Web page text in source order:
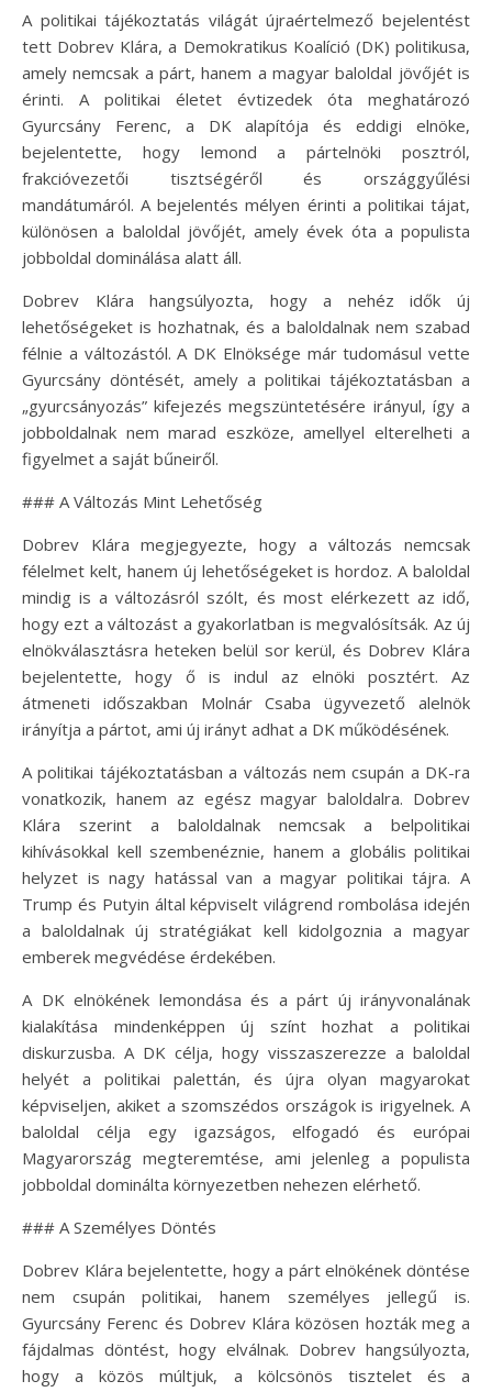
A politikai tájékoztatás világát újraértelmező bejelentést
tett Dobrev Klára, a Demokratikus Koalíció (DK) politikusa,
amely nemcsak a párt, hanem a magyar baloldal jövőjét is
érinti. A politikai életet évtizedek óta meghatározó
Gyurcsány Ferenc, a DK alapítója és eddigi elnöke,
bejelentette, hogy lemond a pártelnöki posztról,
frakcióvezetői tisztségéről és országgyűlési
mandátumáról. A bejelentés mélyen érinti a politikai tájat,
különösen a baloldal jövőjét, amely évek óta a populista
jobboldal dominálása alatt áll.
Dobrev Klára hangsúlyozta, hogy a nehéz idők új
lehetőségeket is hozhatnak, és a baloldalnak nem szabad
félnie a változástól. A DK Elnöksége már tudomásul vette
Gyurcsány döntését, amely a politikai tájékoztatásban a
„gyurcsányozás” kifejezés megszüntetésére irányul, így a
jobboldalnak nem marad eszköze, amellyel elterelheti a
figyelmet a saját bűneiről.
### A Változás Mint Lehetőség
Dobrev Klára megjegyezte, hogy a változás nemcsak
félelmet kelt, hanem új lehetőségeket is hordoz. A baloldal
mindig is a változásról szólt, és most elérkezett az idő,
hogy ezt a változást a gyakorlatban is megvalósítsák. Az új
elnökválasztásra heteken belül sor kerül, és Dobrev Klára
bejelentette, hogy ő is indul az elnöki posztért. Az
átmeneti időszakban Molnár Csaba ügyvezető alelnök
irányítja a pártot, ami új irányt adhat a DK működésének.
A politikai tájékoztatásban a változás nem csupán a DK-ra
vonatkozik, hanem az egész magyar baloldalra. Dobrev
Klára szerint a baloldalnak nemcsak a belpolitikai
kihívásokkal kell szembenéznie, hanem a globális politikai
helyzet is nagy hatással van a magyar politikai tájra. A
Trump és Putyin által képviselt világrend rombolása idején
a baloldalnak új stratégiákat kell kidolgoznia a magyar
emberek megvédése érdekében.
A DK elnökének lemondása és a párt új irányvonalának
kialakítása mindenképpen új színt hozhat a politikai
diskurzusba. A DK célja, hogy visszaszerezze a baloldal
helyét a politikai palettán, és újra olyan magyarokat
képviseljen, akiket a szomszédos országok is irigyelnek. A
baloldal célja egy igazságos, elfogadó és európai
Magyarország megteremtése, ami jelenleg a populista
jobboldal dominálta környezetben nehezen elérhető.
### A Személyes Döntés
Dobrev Klára bejelentette, hogy a párt elnökének döntése
nem csupán politikai, hanem személyes jellegű is.
Gyurcsány Ferenc és Dobrev Klára közösen hozták meg a
fájdalmas döntést, hogy elválnak. Dobrev hangsúlyozta,
hogy a közös múltjuk, a kölcsönös tisztelet és a